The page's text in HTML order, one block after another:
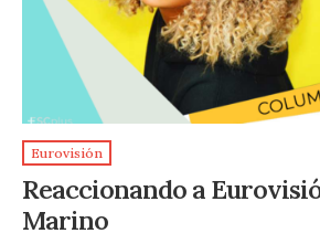
Eurovisión
Reaccionando a
Marino